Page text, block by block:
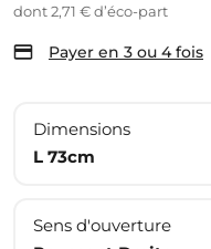
dont 2,71 € d’éco-part
Payer en 3 ou 4 fois
Dimensions
L 73cm
Sens d'ouverture